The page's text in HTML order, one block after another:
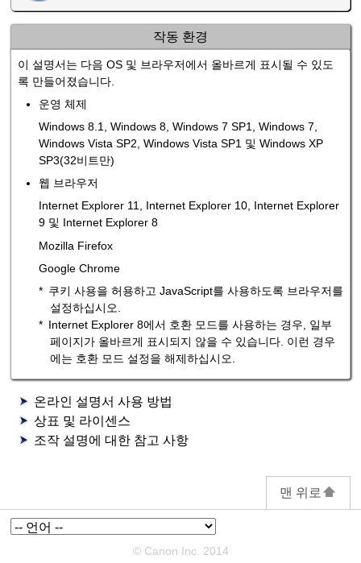
작동 환경
이 설명서는 다음 OS 및 브라우저에서 올바르게 표시될 수 있도
록 만들어졌습니다.
운영 체제
Windows 8.1
Windows 8, Windows 7 SP1 Windows 7
Windows Vista SP2 Windows Vista SP1 및 Windows XP
SP3(32비트만)
웹 브라우저
Internet Explorer11, Internet Explorer10, Internet Explorer
9 및 Internet Explorer8
Mozilla Firefox
Google Chrome
쿠키 사용을 허용하고 JavaScript를 사용하도록 브라우저를
설정하십시오.
Internet Explorer8에서 호환 모드를 사용하는 경우, 일부
페이지가 올바르게 표시되지 않을 수 있습니다. 이런 경우
에는 호환 모드 설정을 해제하십시오.
온라인 설명서 사용 방법
상표 및 라이센스
조작 설명에 대한 참고 사항
맨 위로
© Canon Inc. 2014